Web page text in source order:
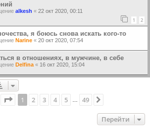
alkesh « 22 окт 2020, 00:11
1 2
я боюсь снова искать кого-то
Narine « 20 окт 2020, 07:54
в отношениях, в мужчине, в себе
Delfina « 16 окт 2020, 15:04
Страница из 49
1 2 3 4 5 49
Перейти